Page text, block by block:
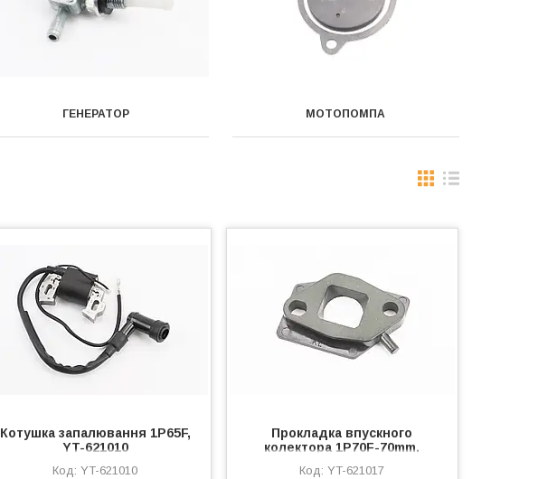
ГЕНЕРАТОР МОТОПОМПА
Котушка запалювання 1P65F,
YT-621010
YT-621010
Прокладка впускного
колектора 1P70F-70mm,
YT-621017